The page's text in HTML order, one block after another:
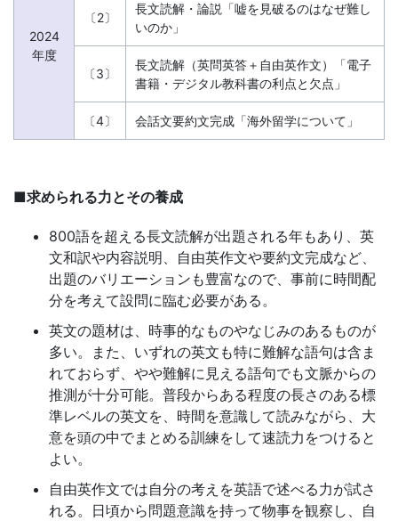
め
で、
2024
年度
〔2〕
長文読解・論説「嘘を見破るのはなぜ難し
いのか」
〔3〕
長文読解（英問英答＋自由英作文）「電子
書籍・デジタル教科書の利点と欠点」
〔4〕 会話文要約文完成「海外留学について」
■求められる力とその養成
800語を超える長文読解が出題される年もあり、英
文和訳や内容説明、自由英作文や要約文完成など、
出題のバリエーションも豊富なので、事前に時間配
分を考えて設問に臨む必要がある。
英文の題材は、時事的なものやなじみのあるものが
多い。また、いずれの英文も特に難解な語句は含ま
れておらず、やや難解に見える語句でも文脈からの
推測が十分可能。普段からある程度の長さのある標
準レベルの英文を、時間を意識して読みながら、大
意を頭の中でまとめる訓練をして速読力をつけると
よい。
自由英作文では自分の考えを英語で述べる力が試さ
れる。日頃から問題意識を持って物事を観察し、自